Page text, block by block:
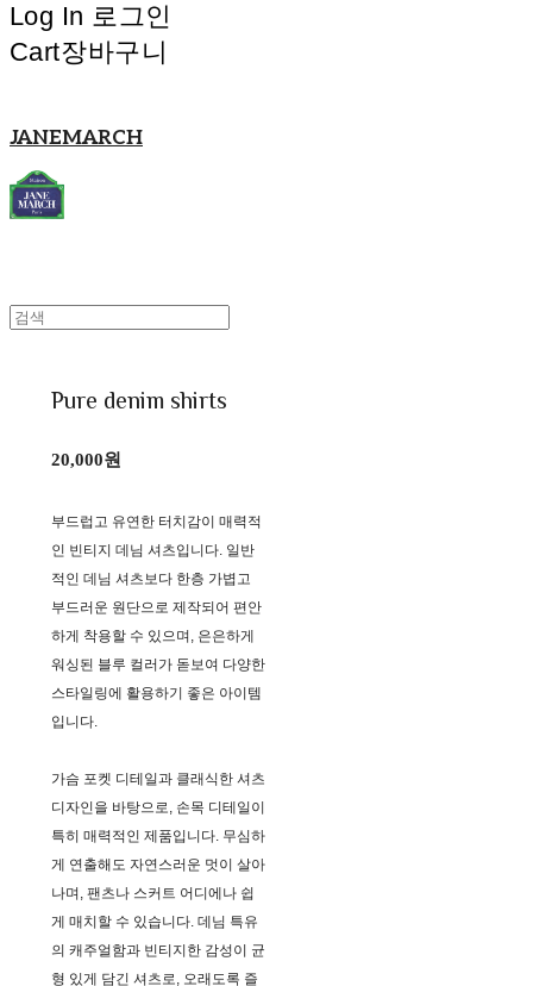
Log In 로그인
Cart장바구니
JANEMARCH
Pure denim shirts
20,000원
부드럽고 유연한 터치감이 매력적
인 빈티지 데님 셔츠입니다. 일반
적인 데님 셔츠보다 한층 가볍고
부드러운 원단으로 제작되어 편안
하게 착용할 수 있으며, 은은하게
워싱된 블루 컬러가 돋보여 다양한
스타일링에 활용하기 좋은 아이템
입니다.
가슴 포켓 디테일과 클래식한 셔츠
디자인을 바탕으로, 손목 디테일이
특히 매력적인 제품입니다. 무심하
게 연출해도 자연스러운 멋이 살아
나며, 팬츠나 스커트 어디에나 쉽
게 매치할 수 있습니다. 데님 특유
의 캐주얼함과 빈티지한 감성이 균
형 있게 담긴 셔츠로, 오래도록 즐